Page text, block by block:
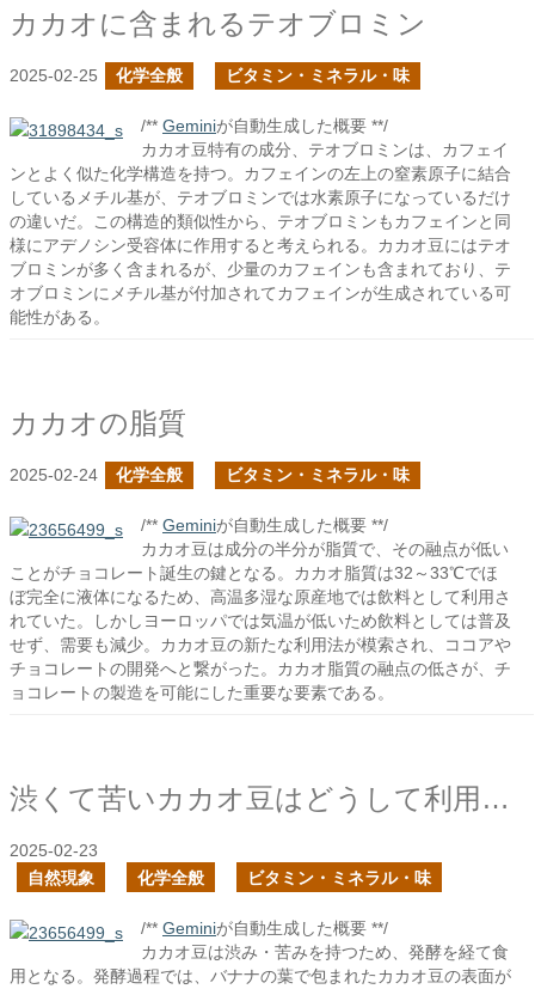
カカオに含まれるテオブロミン
2025-02-25 化学全般 ビタミン・ミネラル・味
/** Geminiが自動生成した概要 **/
カカオ豆特有の成分、テオブロミンは、カフェイ
ンとよく似た化学構造を持つ。カフェインの左上の窒素原子に結合
しているメチル基が、テオブロミンでは水素原子になっているだけ
の違いだ。この構造的類似性から、テオブロミンもカフェインと同
様にアデノシン受容体に作用すると考えられる。カカオ豆にはテオ
ブロミンが多く含まれるが、少量のカフェインも含まれており、テ
オブロミンにメチル基が付加されてカフェインが生成されている可
能性がある。
カカオの脂質
2025-02-24 化学全般 ビタミン・ミネラル・味
/** Geminiが自動生成した概要 **/
カカオ豆は成分の半分が脂質で、その融点が低い
ことがチョコレート誕生の鍵となる。カカオ脂質は32～33℃でほ
ぼ完全に液体になるため、高温多湿な原産地では飲料として利用さ
れていた。しかしヨーロッパでは気温が低いため飲料としては普及
せず、需要も減少。カカオ豆の新たな利用法が模索され、ココアや
チョコレートの開発へと繋がった。カカオ脂質の融点の低さが、チ
ョコレートの製造を可能にした重要な要素である。
渋くて苦いカカオ豆はどうして利用されるようになったのか？の続き
2025-02-23
自然現象
化学全般 ビタミン・ミネラル・味
/** Geminiが自動生成した概要 **/
カカオ豆は渋み・苦みを持つため、発酵を経て食
用となる。発酵過程では、バナナの葉で包まれたカカオ豆の表面が